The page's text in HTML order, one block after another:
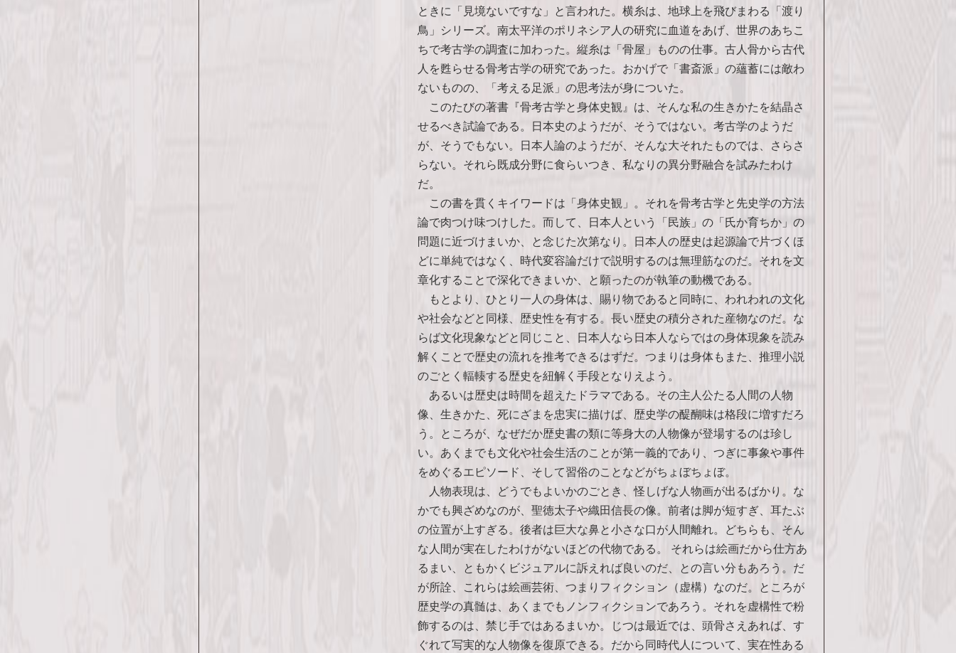
ときに「見境ないですな」と言われた。横糸は、地球上を飛びまわる「渡り
鳥」シリーズ。南太平洋のポリネシア人の研究に血道をあげ、世界のあちこ
ちで考古学の調査に加わった。縦糸は「骨屋」ものの仕事。古人骨から古代
人を甦らせる骨考古学の研究であった。おかげで「書斎派」の蘊蓄には敵わ
ないものの、「考える足派」の思考法が身についた。
このたびの著書『骨考古学と身体史観』は、そんな私の生きかたを結晶さ
せるべき試論である。日本史のようだが、そうではない。考古学のようだ
が、そうでもない。日本人論のようだが、そんな大それたものでは、さらさ
らない。それら既成分野に食らいつき、私なりの異分野融合を試みたわけ
だ。
この書を貫くキイワードは「身体史観」。それを骨考古学と先史学の方法
論で肉つけ味つけした。而して、日本人という「民族」の「氏か育ちか」の
問題に近づけまいか、と念じた次第なり。日本人の歴史は起源論で片づくほ
どに単純ではなく、時代変容論だけで説明するのは無理筋なのだ。それを文
章化することで深化できまいか、と願ったのが執筆の動機である。
もとより、ひとり一人の身体は、賜り物であると同時に、われわれの文化
や社会などと同様、歴史性を有する。長い歴史の積分された産物なのだ。な
らば文化現象などと同じこと、日本人なら日本人ならではの身体現象を読み
解くことで歴史の流れを推考できるはずだ。つまりは身体もまた、推理小説
のごとく輻輳する歴史を紐解く手段となりえよう。
あるいは歴史は時間を超えたドラマである。その主人公たる人間の人物
像、生きかた、死にざまを忠実に描けば、歴史学の醍醐味は格段に増すだろ
う。ところが、なぜだか歴史書の類に等身大の人物像が登場するのは珍し
い。あくまでも文化や社会生活のことが第一義的であり、つぎに事象や事件
をめぐるエピソード、そして習俗のことなどがちょぼちょぼ。
人物表現は、どうでもよいかのごとき、怪しげな人物画が出るばかり。な
かでも興ざめなのが、聖徳太子や織田信長の像。前者は脚が短すぎ、耳たぶ
の位置が上すぎる。後者は巨大な鼻と小さな口が人間離れ。どちらも、そん
な人間が実在したわけがないほどの代物である。 それらは絵画だから仕方あ
るまい、ともかくビジュアルに訴えれば良いのだ、との言い分もあろう。だ
が所詮、これらは絵画芸術、つまりフィクション（虚構）なのだ。ところが
歴史学の真髄は、あくまでもノンフィクションであろう。それを虚構性で粉
飾するのは、禁じ手ではあるまいか。じつは最近では、頭骨さえあれば、す
ぐれて写実的な人物像を復原できる。だから同時代人について、実在性ある